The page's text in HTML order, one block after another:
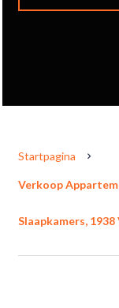
Startpagina
Verkoop
Slaapkamers,